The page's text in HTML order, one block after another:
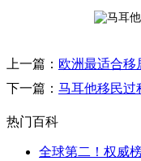
©
上一篇： 欧洲最适合移
下一篇： 马耳他移民过
热门百科
全球第二！权威